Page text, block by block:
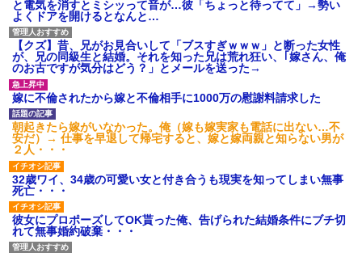
と電気を消すとミシッって音が…彼「ちょっと待ってて」→勢い
よくドアを開けるとなんと…
【クズ】昔、兄がお見合いして「ブスすぎｗｗｗ」と断った女性
が、兄の同級生と結婚。それを知った兄は荒れ狂い、｢嫁さん、俺
のお古ですが気分はどう？」とメールを送った→
嫁に不倫されたから嫁と不倫相手に1000万の慰謝料請求した
朝起きたら嫁がいなかった。俺（嫁も嫁実家も電話に出ない…不
安だ）→ 仕事を早退して帰宅すると、嫁と嫁両親と知らない男が
２人・・・
32歳ワイ、34歳の可愛い女と付き合うも現実を知ってしまい無事
死亡・・・
彼女にプロポーズしてOK貰った俺、告げられた結婚条件にブチ切
れて無事婚約破棄・・・